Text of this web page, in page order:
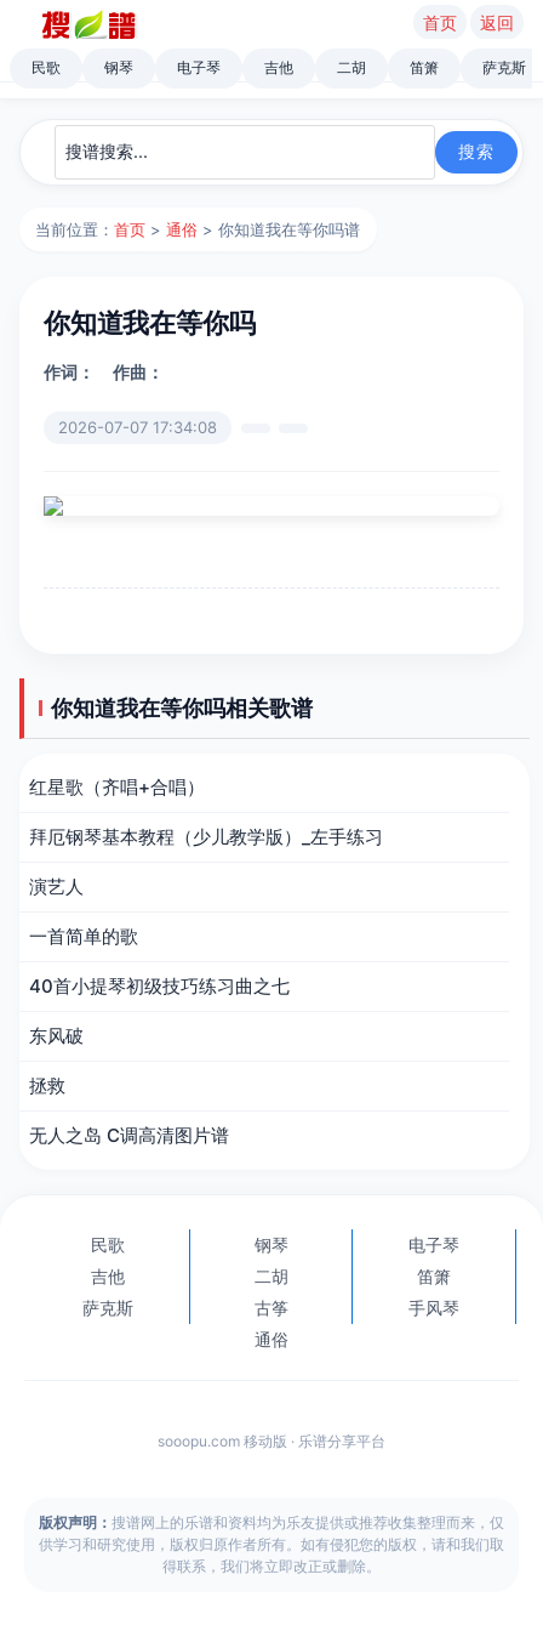
首页 返回
民歌 钢琴 电子琴 吉他 二胡 笛箫 萨克斯
当前位置：首页 >通俗 > 你知道我在等你吗谱
你知道我在等你吗
作词： 作曲：
2026-07-07 17:34:08
你知道我在等你吗相关歌谱
红星歌（齐唱+合唱）
拜厄钢琴基本教程（少儿教学版）_左手练习
演艺人
一首简单的歌
40首小提琴初级技巧练习曲之七
东风破
拯救
无人之岛 C调高清图片谱
民歌 钢琴
电子琴
吉他
二胡
笛箫
萨克斯
古筝
手风琴
通俗
sooopu.com 移动版 · 乐谱分享平台
版权声明： 搜谱网上的乐谱和资料均为乐友提供或推荐收集整理而来，仅
供学习和研究使用，版权归原作者所有。如有侵犯您的版权，请和我们取
得联系，我们将立即改正或删除。